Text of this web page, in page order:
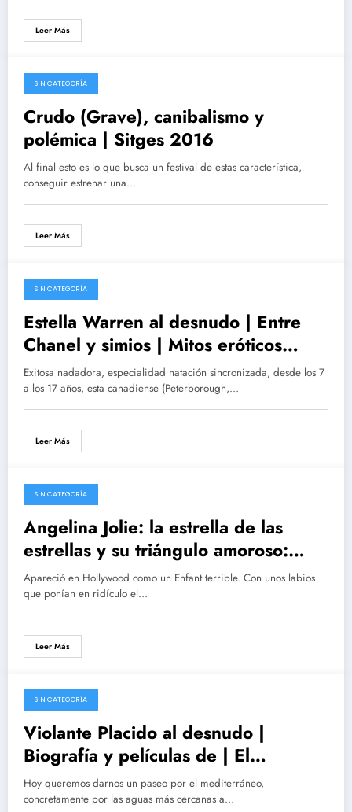
Leer Más
13/10/2016
SIN CATEGORÍA
Crudo (Grave), canibalismo y
polémica | Sitges 2016
Al final esto es lo que busca un festival de estas característica,
conseguir estrenar una…
Leer Más
11/09/2016
SIN CATEGORÍA
Estella Warren al desnudo | Entre
Chanel y simios | Mitos eróticos
fugaces | Regreso en
\’Decommissioned\’ (2016)
Exitosa nadadora, especialidad natación sincronizada, desde los 7
a los 17 años, esta canadiense (Peterborough,…
Leer Más
08/07/2016
SIN CATEGORÍA
Angelina Jolie: la estrella de las
estrellas y su triángulo amoroso:
Brad Pitt, Angelina Jolie y Jennifer
Aniston | ¿Maléfica o Buenéfica?
Apareció en Hollywood como un Enfant terrible. Con unos labios
que ponían en ridículo el…
Leer Más
31/03/2016
SIN CATEGORÍA
Violante Placido al desnudo |
Biografía y películas de | El
Americano
Hoy queremos darnos un paseo por el mediterráneo,
concretamente por las aguas más cercanas a…